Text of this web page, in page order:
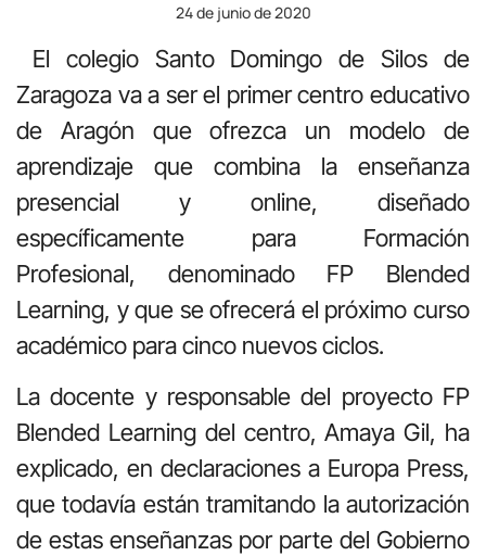
24 de junio de 2020
El colegio Santo Domingo de Silos de
Zaragoza va a ser el primer centro educativo
de Aragón que ofrezca un modelo de
aprendizaje que combina la enseñanza
presencial y online, diseñado
específicamente para Formación
Profesional, denominado FP Blended
Learning, y que se ofrecerá el próximo curso
académico para cinco nuevos ciclos.
La docente y responsable del proyecto FP
Blended Learning del centro, Amaya Gil, ha
explicado, en declaraciones a Europa Press,
que todavía están tramitando la autorización
de estas enseñanzas por parte del Gobierno